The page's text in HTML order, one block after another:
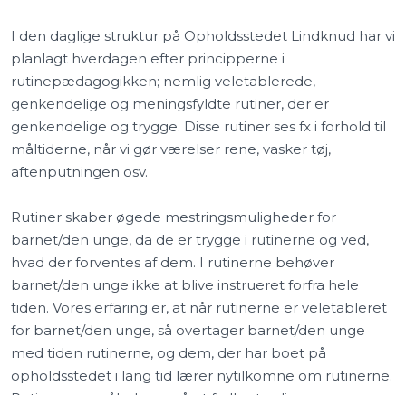
I den daglige struktur på Opholdsstedet Lindknud har vi
planlagt hverdagen efter principperne i
rutinepædagogikken; nemlig veletablerede,
genkendelige og meningsfyldte rutiner, der er
genkendelige og trygge. Disse rutiner ses fx i forhold til
måltiderne, når vi gør værelser rene, vasker tøj,
aftenputningen osv.
Rutiner skaber øgede mestringsmuligheder for
barnet/den unge, da de er trygge i rutinerne og ved,
hvad der forventes af dem. I rutinerne behøver
barnet/den unge ikke at blive instrueret forfra hele
tiden. Vores erfaring er, at når rutinerne er veletableret
for barnet/den unge, så overtager barnet/den unge
med tiden rutinerne, og dem, der har boet på
opholdsstedet i lang tid lærer nytilkomne om rutinerne.